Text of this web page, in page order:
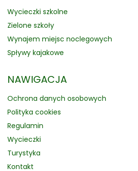
Wycieczki szkolne
Zielone szkoły
Wynajem miejsc noclegowych
Spływy kajakowe
NAWIGACJA
Ochrona danych osobowych
Polityka cookies
Regulamin
Wycieczki
Turystyka
Kontakt